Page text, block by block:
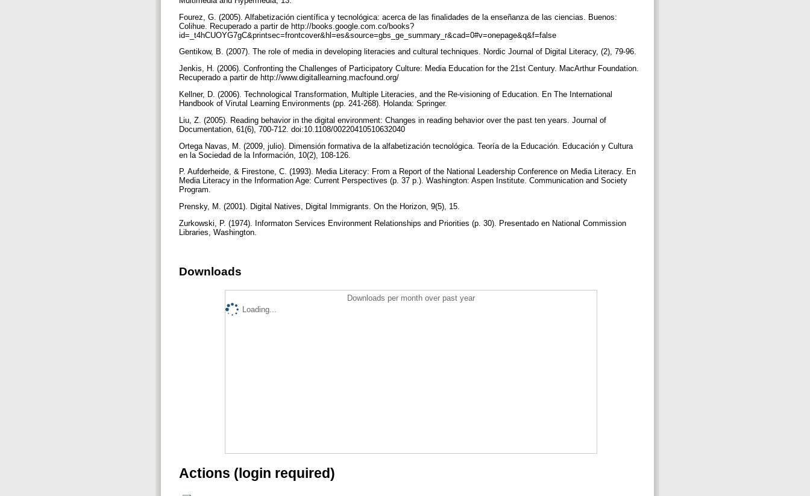
Fourez, G. (2005). Alfabetización científica y tecnológica: acerca de las finalidades de la enseñanza de las ciencias. Buenos:
Colihue. Recuperado a partir de http://books.google.com.co/books?
id=_t4hCUOYG7gC&printsec=frontcover&hl=es&source=gbs_ge_summary_r&cad=0#v=onepage&q&f=false
Gentikow, B. (2007). The role of media in developing literacies and cultural techniques. Nordic Journal of Digital Literacy, (2), 79-96.
Jenkis, H. (2006). Confronting the Challenges of Participatory Culture: Media Education for the 21st Century. MacArthur Foundation.
Recuperado a partir de http://www.digitallearning.macfound.org/
Kellner, D. (2006). Technological Transformation, Multiple Literacies, and the Re-visioning of Education. En The International
Handbook of Virutal Learning Environments (pp. 241-268). Holanda: Springer.
Liu, Z. (2005). Reading behavior in the digital environment: Changes in reading behavior over the past ten years. Journal of
Documentation, 61(6), 700-712. doi:10.1108/00220410510632040
Ortega Navas, M. (2009, julio). Dimensión formativa de la alfabetización tecnológica. Teoría de la Educación. Educación y Cultura
en la Sociedad de la Información, 10(2), 108-126.
P. Aufderheide, & Firestone, C. (1993). Media Literacy: From a Report of the National Leadership Conference on Media Literacy. En
Media Literacy in the Information Age: Current Perspectives (p. 37 p.). Washington: Aspen Institute. Communication and Society
Program.
Prensky, M. (2001). Digital Natives, Digital Immigrants. On the Horizon, 9(5), 15.
Zurkowski, P. (1974). Informaton Services Environment Relationships and Priorities (p. 30). Presentado en National Commission
Libraries, Washington.
Downloads
Downloads per month over past year
Loading...
Actions (login required)